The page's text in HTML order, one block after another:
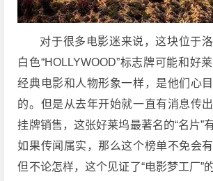
对于很多电影迷来说，这块位于
白色“HOLLYWOOD”标志牌可能和好
经典电影和人物形象一样，是他们心
的。但是从去年开始就一直有消息传
挂牌销售，这张好莱坞最著名的“名片”
如果传闻属实，那么这个榜单不免会有
但不论怎样，这个见证了“电影梦工厂”